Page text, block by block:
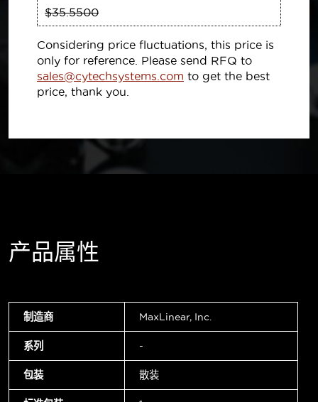
$35.5500
Considering price fluctuations, this price is
only for reference. Please send RFQ to
sales@cytechsystems.com to get the best
price, thank you.
产品属性
制造商 MaxLinear, Inc.
系列 -
包装 散装